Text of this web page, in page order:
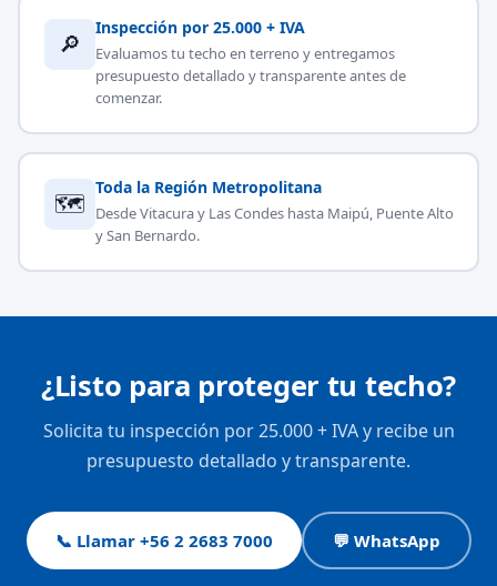
🔎
Inspección por 25.000 + IVA
Evaluamos tu techo en terreno y entregamos
presupuesto detallado y transparente antes de
comenzar.
🗺
Toda la Región Metropolitana
Desde Vitacura y Las Condes hasta Maipú, Puente Alto
y San Bernardo.
¿Listo para proteger tu techo?
Solicita tu inspección por 25.000 + IVA y recibe un
presupuesto detallado y transparente.
📞 Llamar +56 2 2683 7000 💬 WhatsApp